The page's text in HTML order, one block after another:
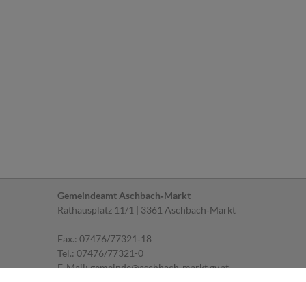
Gemeindeamt Aschbach‐Markt
Rathausplatz 11/1 | 3361 Aschbach‐Markt
Fax.: 07476/77321‐18
Tel.: 07476/77321-0
E‐Mail:gemeinde@aschbach-markt.gv.at